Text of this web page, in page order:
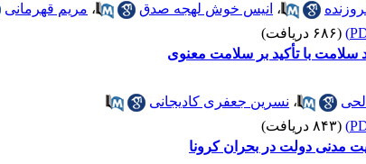
، انیس خوش لهجه صدق ، مریم قهرمانی
(۶۸۶ دریافت)
سلامت با تأکید بر سلامت معنوی
، نسرین جعفری کادیجانی
(۸۴۳ دریافت)
مدنی دولت در بحران کرونا